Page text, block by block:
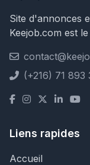
Site d'annonces
Keejob.com est
(+216) 71 893
Liens rapides
Accueil